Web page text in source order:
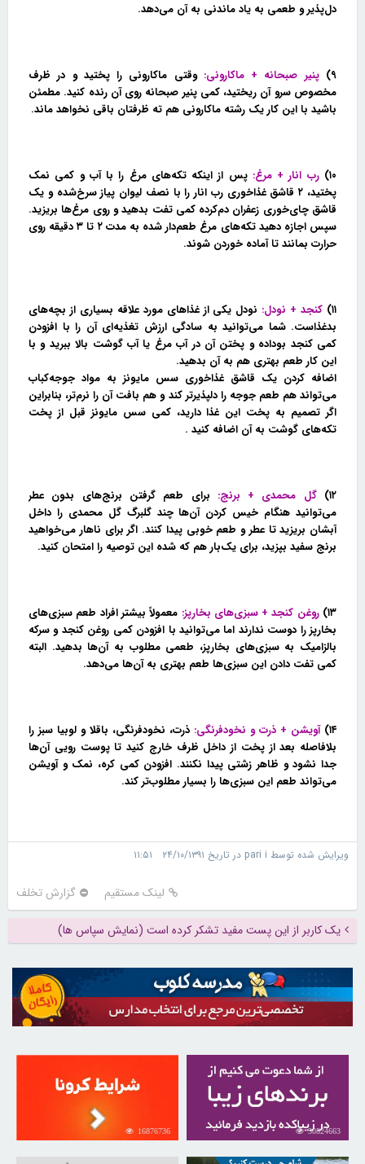
دل‌پذیر و طعمی به یاد ماندنی به آن می‌دهد.
۹) پنیر صبحانه + ماکارونی: وقتی ماکارونی را پختید و در ظرف
مخصوص سرو آن ریختید، کمی پنیر صبحانه روی آن رنده کنید. مطمئن
باشید با این کار یک رشته ماکارونی هم ته ظرفتان باقی نخواهد ماند.
۱۰) رب انار + مرغ: پس از اینکه تکه‌های مرغ را با آب و کمی نمک
پختید، ۲ قاشق غذاخوری رب انار را با نصف لیوان پیاز سرخ‌شده و یک
قاشق چای‌خوری زعفران دم‌کرده کمی تفت بدهید و روی مرغ‌ها بریزید.
سپس اجازه دهید تکه‌های مرغ طعم‌دار شده به مدت ۲ تا ۳ دقیقه روی
حرارت بمانند تا آماده خوردن شوند.
۱۱) کنجد + نودل: نودل یکی از غذاهای مورد علاقه بسیاری از بچه‌های
بدغذاست. شما می‌توانید به سادگی ارزش تغذیه‌ای آن را با افزودن
کمی کنجد بوداده و پختن آن در آب مرغ یا آب گوشت بالا ببرید و با
این کار طعم بهتری هم به آن بدهید.
اضافه کردن یک قاشق غذاخوری سس مایونز به مواد جوجه‌کباب
می‌تواند هم طعم جوجه را دلپذیرتر کند و هم بافت آن را نرم‌تر، بنابراین
اگر تصمیم به پخت این غذا دارید، کمی سس مایونز قبل از پخت
تکه‌های گوشت به آن اضافه کنید .
۱۲) گل محمدی + برنج: برای طعم گرفتن برنج‌های بدون عطر
می‌توانید هنگام خیس کردن آن‌ها چند گلبرگ گل محمدی را داخل
آبشان بریزید تا عطر و طعم خوبی پیدا کنند. اگر برای ناهار می‌خواهید
برنج سفید بپزید، برای یک‌بار هم که شده این توصیه را امتحان کنید.
۱۳) روغن کنجد + سبزی‌های بخارپز: معمولاً بیشتر افراد طعم سبزی‌های
بخارپز را دوست ندارند اما می‌توانید با افزودن کمی روغن کنجد و سرکه
بالزامیک به سبزی‌های بخارپز، طعمی مطلوب به آن‌ها بدهید. البته
کمی تفت دادن این سبزی‌ها طعم بهتری به آن‌ها می‌دهد.
۱۴) آویشن + ذرت و نخودفرنگی: ذرت، نخودفرنگی، باقلا و لوبیا سبز را
بلافاصله بعد از پخت از داخل ظرف خارج کنید تا پوست رویی آن‌ها
جدا نشود و ظاهر زشتی پیدا نکنند. افزودن کمی کره، نمک و آویشن
می‌تواند طعم این سبزی‌ها را بسیار مطلوب‌تر کند.
ویرایش شده توسط pari i در تاریخ ۲۴/۱۰/۱۳۹۱ ۱۱:۵۱
لینک مستقیم گزارش تخلف
یک کاربر از این پست مفید تشکر کرده است (نمایش سپاس ها)
30824663
16876736